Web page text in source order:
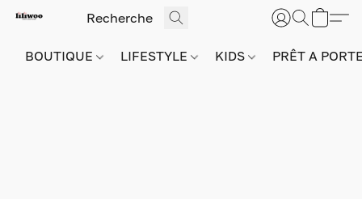
BOUTIQUE LIFESTYLE KIDS PRÊT A